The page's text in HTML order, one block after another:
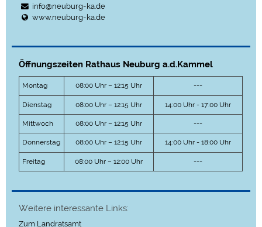
info@neuburg-ka.de
www.neuburg-ka.de
Öffnungszeiten Rathaus Neuburg a.d.Kammel
Montag 08:00 Uhr – 12:15 Uhr ---
Dienstag 08:00 Uhr – 12:15 Uhr 14:00 Uhr - 17:00 Uhr
Mittwoch 08:00 Uhr – 12:15 Uhr ---
Donnerstag 08:00 Uhr – 12:15 Uhr 14:00 Uhr - 18:00 Uhr
Freitag 08:00 Uhr – 12:00 Uhr ---
Weitere interessante Links:
Zum Landratsamt